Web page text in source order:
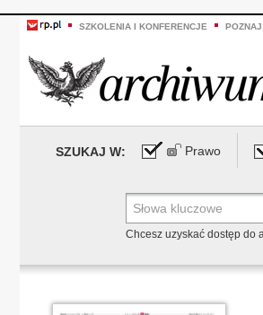
SZKOLENIA I KONFERENCJE
SZUKAJ W: Prawo
Chcesz uzyskać dostęp do